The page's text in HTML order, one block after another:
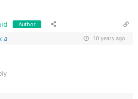
Author
a 10 years ago